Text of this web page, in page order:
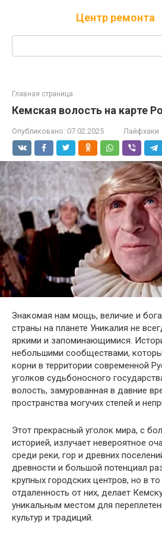
Центр ремонта
Поиск:
Главная страница
Кемская волость на карте
Опубликовано: 07.02.2025 Лайфхаки
Знакомая нам мощь, величие и
страны на планете Уникалия не
яркими и запоминающимися.
небольшими сообществами,
корни в территории современной
уголков судьбоносного
волость, замурованная в давние
пространства могучих степей и
Этот прекрасный уголок мира, с
историей, излучает невероятное
среди реки, гор и древних
древности и большой потенциал
крупных городских центров, но в
отдаленность от них, делает
уникальным местом для
культур и традиций.